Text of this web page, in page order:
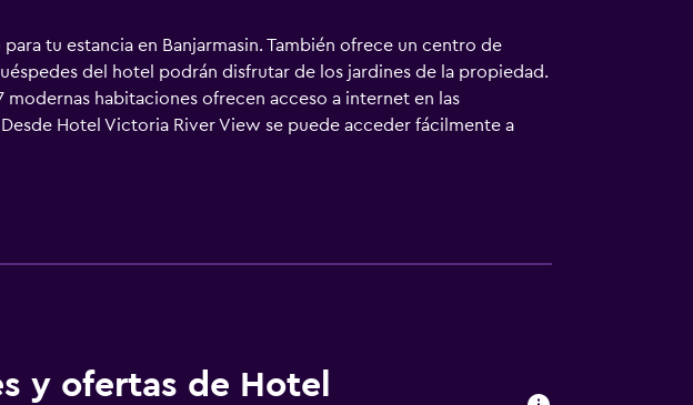
tu estancia en Banjarmasin. También ofrece un centro de
del hotel podrán disfrutar de los jardines de la propiedad.
modernas habitaciones ofrecen acceso a internet en las
Hotel Victoria River View se puede acceder fácilmente a
Noor queda a 45 minutos y el hotel ofrece un servicio de
y ofertas de Hotel